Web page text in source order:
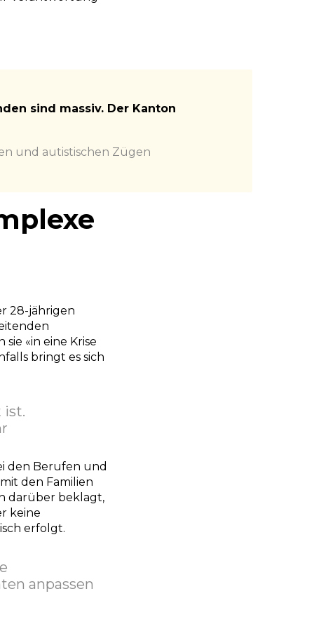
sind massiv. Der Kanton
und autistischen Zügen
28-jährigen
«in eine Krise
bringt es sich
ist.
den Berufen und
den Familien
darüber beklagt,
keine
erfolgt.
anpassen